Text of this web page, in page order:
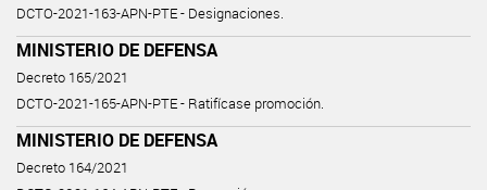
DCTO-2021-163-APN-PTE - Designaciones.
MINISTERIO DE DEFENSA
Decreto 165/2021
DCTO-2021-165-APN-PTE - Ratifícase promoción.
MINISTERIO DE DEFENSA
Decreto 164/2021